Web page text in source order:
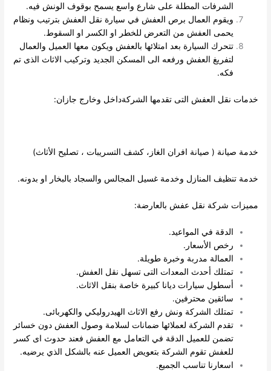
الشرفات المطلة على شارع واسع يسمح بوقوف الونش فيه.
ويقوم العمال برص العفش في سيارة نقل العفش بترتيب ونظام
يحمى العفش من التعرض للخطر او الكسر او السقوط.
تتحرك السيارة بعد امتلائها بالعفش ويكون معها العميل والعمال
لتفريغ العفش ورفعه الى المسكن الجديد وتركيب الاثاث الذى تم
نقل العفش التى تقدمها الشركةداخل وخارج جازان:
صيانة ( صيانة افران الغاز، كشف التسريبات ، تصليح الأثاث)
تنظيف المنازل وخدمة غسيل المجالس والسجاد بالبخار او بدونه.
شركة نقل عفش بالعارضة:
الدقة في المواعيد.
رخص الأسعار.
العمالة مدربة وخبرة طويلة.
تمتلك أحدث المعدات التى تسهل نقل العفش.
أسطول سيارات ديانا كبيرة خاصة بنقل الاثاث.
سائقين محترفين.
تمتلك الشركة ونش رفع الاثاث الهيدروليكي والكهربائى.
تقدم الشركة لعملائها ضمانات لسلامة وصول العفش دون خسائر
تضمن للعميل الدقة في التعامل مع العفش فعند حدوث اى كسر
للعفش تقوم الشركة بتعويض العميل عنه بالشكل الذي يرضيه.
اسعارنا تناسب الجميع.